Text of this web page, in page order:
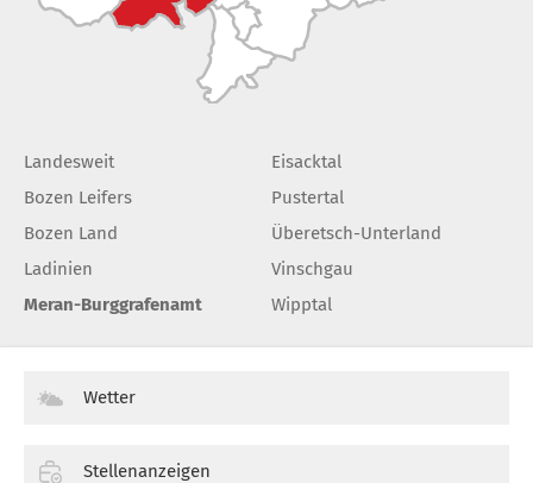
Landesweit
Bozen Leifers
Bozen Land
Ladinien
Meran-Burggrafenamt
Eisacktal
Pustertal
Überetsch-Unterland
Vinschgau
Wipptal
Wetter
Stellenanzeigen